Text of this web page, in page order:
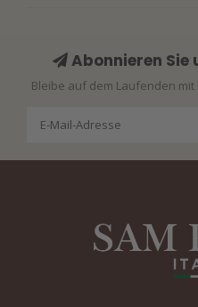
Abonnieren Sie
Bleibe auf dem Laufenden